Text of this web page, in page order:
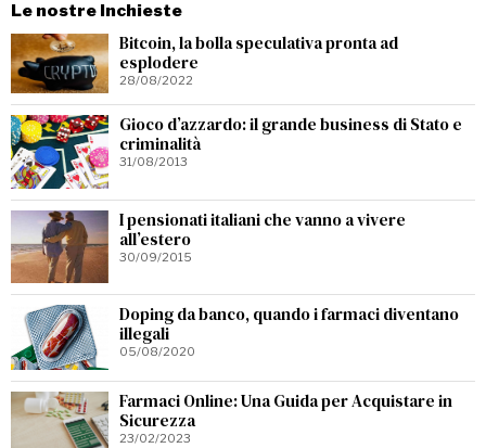
Le nostre Inchieste
Bitcoin, la bolla speculativa pronta ad
esplodere
28/08/2022
Gioco d’azzardo: il grande business di Stato e
criminalità
31/08/2013
I pensionati italiani che vanno a vivere
all’estero
30/09/2015
Doping da banco, quando i farmaci diventano
illegali
05/08/2020
Farmaci Online: Una Guida per Acquistare in
Sicurezza
23/02/2023